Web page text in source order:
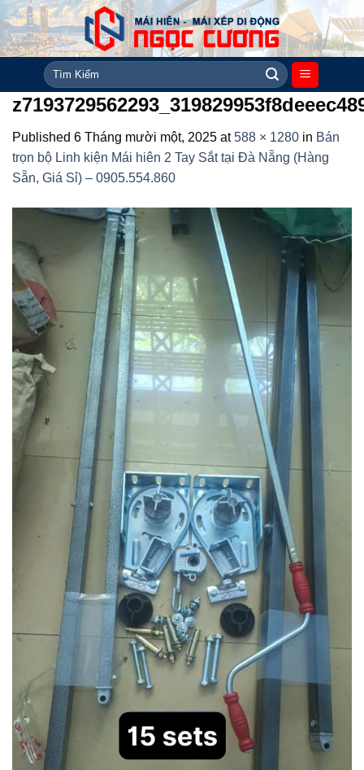
Skip
to
content
Tìm
kiếm:
Published 6 Tháng mười một, 2025 at588 × 1280 in Bán
trọn bộ Linh kiện Mái hiên 2 Tay Sắt tại Đà Nẵng (Hàng
Sẵn, Giá Sỉ) – 0905.554.860